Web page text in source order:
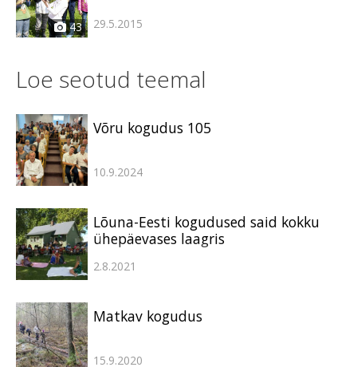
43 29.5.2015
Loe seotud teemal
Võru kogudus 105
10.9.2024
Lõuna-Eesti kogudused said kokku
ühepäevases laagris
2.8.2021
Matkav kogudus
15.9.2020